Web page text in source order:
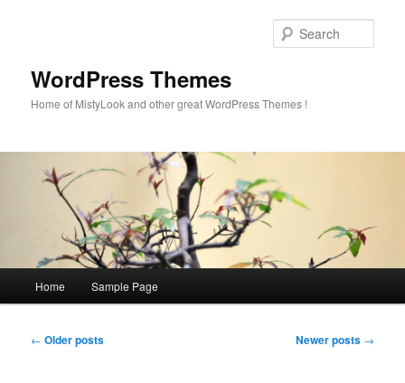
WordPress Themes
Home of MistyLook and other great WordPress Themes !
Skip
Skip
Home Sample Page
Post
← Older posts Newer posts →